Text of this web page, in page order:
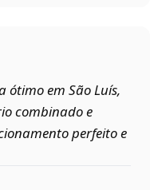
ótimo em São Luís,
combinado e
perfeito e